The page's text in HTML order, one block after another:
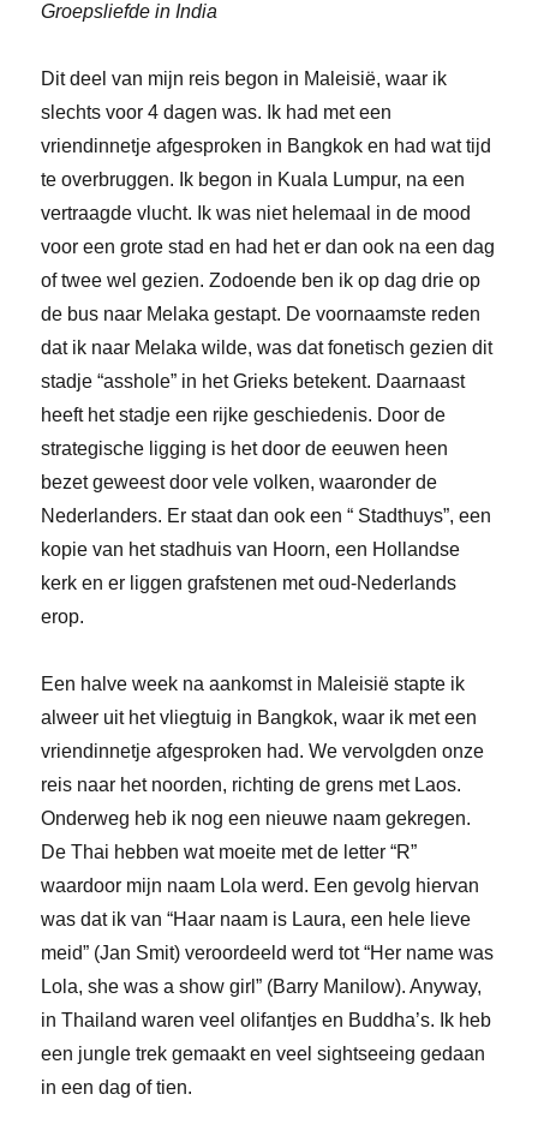
Groepsliefde in India
Dit deel van mijn reis begon in Maleisië, waar ik
slechts voor 4 dagen was. Ik had met een
vriendinnetje afgesproken in Bangkok en had wat tijd
te overbruggen. Ik begon in Kuala Lumpur, na een
vertraagde vlucht. Ik was niet helemaal in de mood
voor een grote stad en had het er dan ook na een dag
of twee wel gezien. Zodoende ben ik op dag drie op
de bus naar Melaka gestapt. De voornaamste reden
dat ik naar Melaka wilde, was dat fonetisch gezien dit
stadje “asshole” in het Grieks betekent. Daarnaast
heeft het stadje een rijke geschiedenis. Door de
strategische ligging is het door de eeuwen heen
bezet geweest door vele volken, waaronder de
Nederlanders. Er staat dan ook een “ Stadthuys”, een
kopie van het stadhuis van Hoorn, een Hollandse
kerk en er liggen grafstenen met oud-Nederlands
erop.
Een halve week na aankomst in Maleisië stapte ik
alweer uit het vliegtuig in Bangkok, waar ik met een
vriendinnetje afgesproken had. We vervolgden onze
reis naar het noorden, richting de grens met Laos.
Onderweg heb ik nog een nieuwe naam gekregen.
De Thai hebben wat moeite met de letter “R”
waardoor mijn naam Lola werd. Een gevolg hiervan
was dat ik van “Haar naam is Laura, een hele lieve
meid” (Jan Smit) veroordeeld werd tot “Her name was
Lola, she was a show girl” (Barry Manilow). Anyway,
in Thailand waren veel olifantjes en Buddha’s. Ik heb
een jungle trek gemaakt en veel sightseeing gedaan
in een dag of tien.